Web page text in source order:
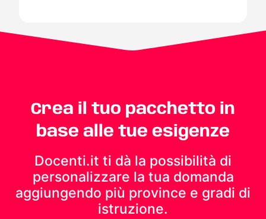
Crea il tuo pacchetto in
base alle tue esigenze
Docenti.it ti dà la possibilità di
personalizzare la tua domanda
aggiungendo più province e gradi di
istruzione.